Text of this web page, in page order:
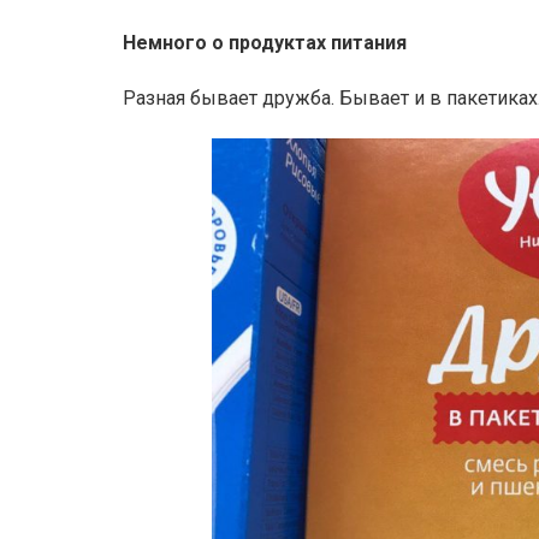
Немного о продуктах питания
Разная бывает дружба. Бывает и в